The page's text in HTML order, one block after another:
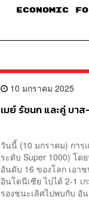
ECONOMIC
10 มกราคม 2025
เมย์ รัชนก และคู่ บา
วันนี้ (10 มกราคม) การ
ระดับ Super 1000) โด
อันดับ 16 ของโลก เอา
อินโดนีเซีย ไปได้ 2-1
รองชนะเลิศไปพบกับ อั